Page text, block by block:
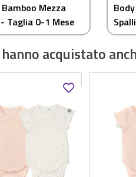
Mezza
Taglia 0-1 Mese
Mesi
acquistato